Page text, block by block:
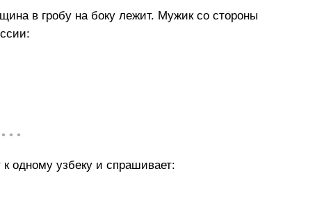
в гробу на боку лежит. Мужик со стороны
• • •
одному узбеку и спрашивает: